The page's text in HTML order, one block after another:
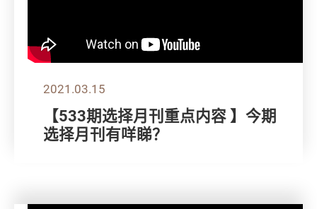
2021.03.15
【533期选择月刊重点内容 】今期
选择月刊有咩睇？